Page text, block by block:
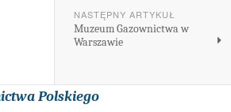
NASTĘPNY ARTYKUŁ
Muzeum Gazownictwa w
Warszawie
Polskiego